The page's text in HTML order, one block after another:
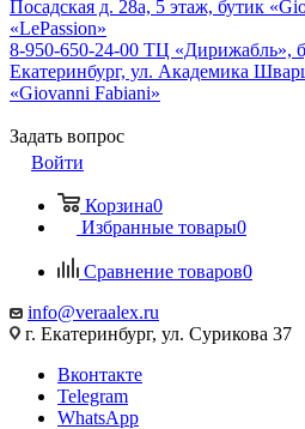
Посадская д. 28а, 5 этаж, бутик
«LePassion»
8-950-650-24-00 ТЦ «Дирижабль»,
Екатеринбург, ул. Академика
«Giovanni Fabiani»
Задать вопрос
Войти
Корзина0
Избранные товары0
Сравнение товаров0
info@veraalex.ru
г. Екатеринбург, ул. Сурикова 37
Вконтакте
Telegram
WhatsApp